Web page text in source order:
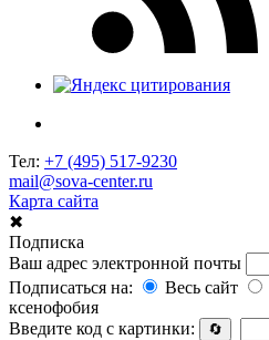
Тел: +7 (495) 517-9230
mail@sova-center.ru
Карта сайта
✖
Подписка
Ваш адрес электронной почты
Подписаться на:
Весь сайт
ксенофобия
Введите код с картинки:
🔄